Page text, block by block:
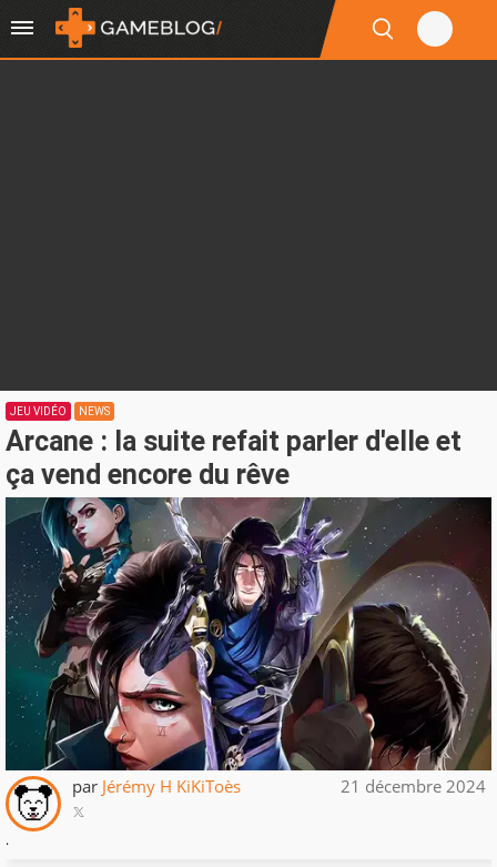
JEU VIDÉO NEWS
Arcane : la suite refait parler d'elle et
ça vend encore du rêve
par Jérémy H KiKiToès 21 décembre 2024
.